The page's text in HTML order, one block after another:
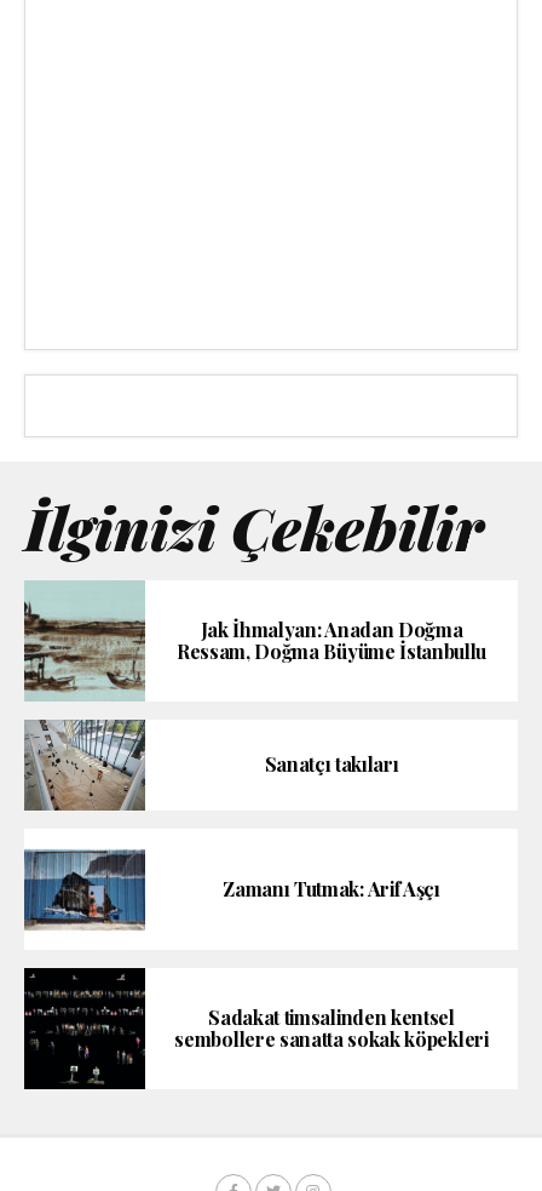
İlginizi Çekebilir
Jak İhmalyan: Anadan Doğma
Ressam, Doğma Büyüme İstanbullu
Sanatçı takıları
Zamanı Tutmak: Arif Aşçı
Sadakat timsalinden kentsel
sembollere sanatta sokak köpekleri